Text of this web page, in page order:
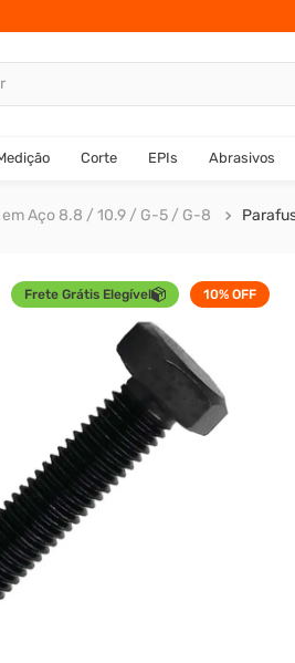
Corte EPIs Abrasivos
Aço 8.8 / 10.9 / G-5 / G-8
Frete Grátis Elegível 10%OFF